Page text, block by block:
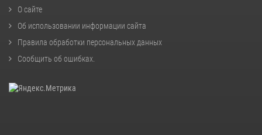
О сайте
Об использовании информации сайта
Правила обработки персональных данных
Сообщить об ошибках.